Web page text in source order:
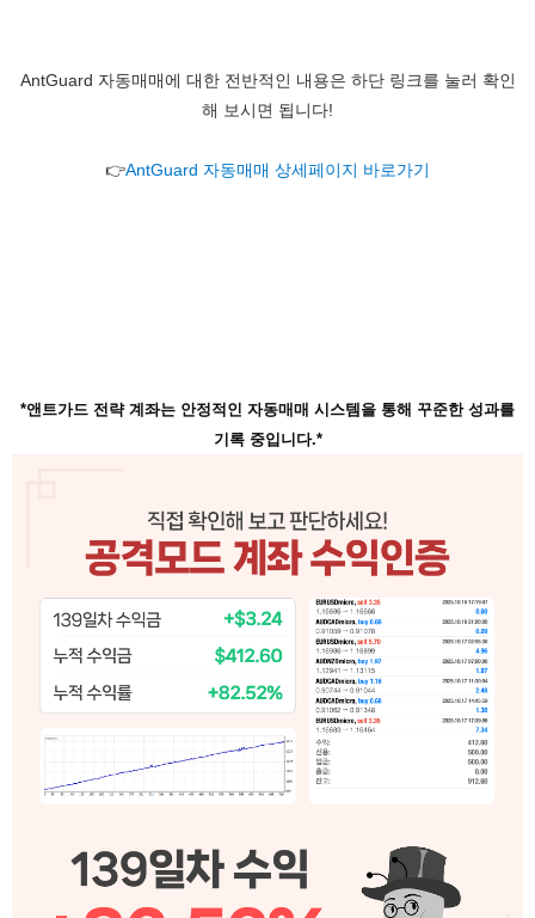
AntGuard 자동매매에 대한 전반적인 내용은 하단 링크를 눌러 확인
해 보시면 됩니다!
👉AntGuard 자동매매 상세페이지 바로가기
*앤트가드 전략 계좌는 안정적인 자동매매 시스템을 통해 꾸준한 성과를
기록 중입니다.*